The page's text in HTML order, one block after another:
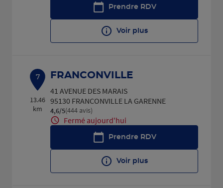
Prendre RDV
Voir plus
7
13.46
km
FRANCONVILLE
41 AVENUE DES MARAIS
95130 FRANCONVILLE LA GARENNE
4,6/5Note de 4.6 sur 5
(444 avis)
Fermé aujourd'hui
Prendre RDV
Voir plus